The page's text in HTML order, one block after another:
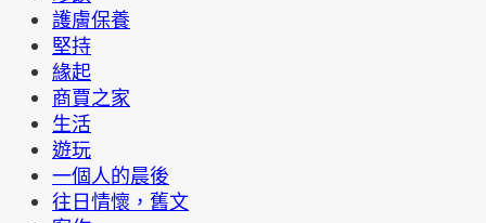
護膚保養
堅持
緣起
商賈之家
生活
遊玩
一個人的晨後
往日情懷，舊文